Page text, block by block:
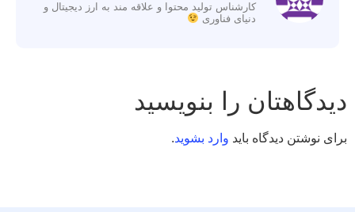
کارشناس تولید محتوا و علاقه مند به ارز دیجیتال و
دنیای فناوری
دیدگاهتان را بنویسید
برای نوشتن دیدگاه باید وارد بشوید.